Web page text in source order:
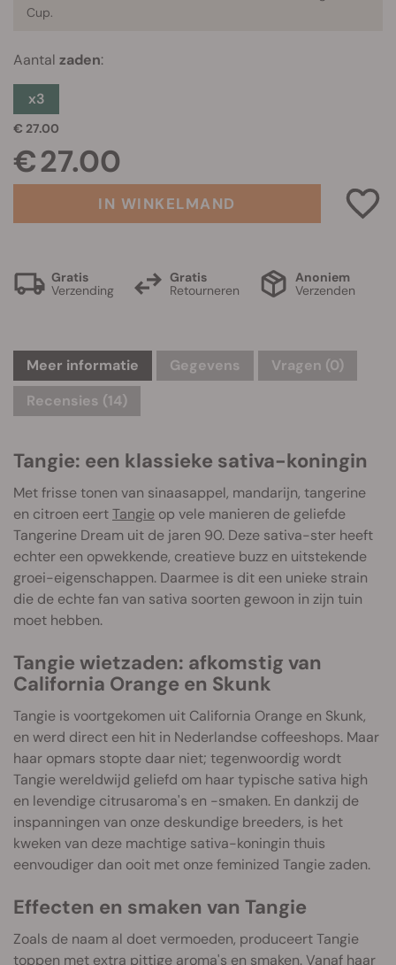
Cup.
Aantal zaden:
x3
€ 27.00
€ 27.00
IN WINKELMAND
Gratis
Verzending
Gratis
Retourneren
Anoniem
Verzenden
Meer informatie Gegevens Vragen (0)
Recensies (14)
Tangie: een klassieke sativa-koningin
Met frisse tonen van sinaasappel, mandarijn, tangerine
en citroen eertTangie op vele manieren de geliefde
Tangerine Dream uit de jaren 90. Deze sativa-ster heeft
echter een opwekkende, creatieve buzz en uitstekende
groei-eigenschappen. Daarmee is dit een unieke strain
die de echte fan van sativa soorten gewoon in zijn tuin
moet hebben.
Tangie wietzaden: afkomstig van
California Orange en Skunk
Tangie is voortgekomen uit California Orange en Skunk,
en werd direct een hit in Nederlandse coffeeshops. Maar
haar opmars stopte daar niet; tegenwoordig wordt
Tangie wereldwijd geliefd om haar typische sativa high
en levendige citrusaroma's en -smaken. En dankzij de
inspanningen van onze deskundige breeders, is het
kweken van deze machtige sativa-koningin thuis
eenvoudiger dan ooit met onze feminized Tangie zaden.
Effecten en smaken van Tangie
Zoals de naam al doet vermoeden, produceert Tangie
toppen met extra pittige aroma's en smaken. Vanaf haar